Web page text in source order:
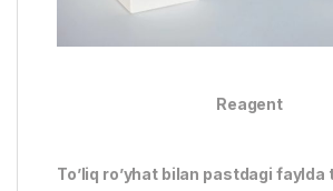
Reagent
To’liq ro’yhat bilan pastdagi